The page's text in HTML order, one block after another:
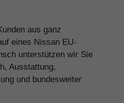
aus ganz
eines Nissan EU-
unterstützen wir Sie
Ausstattung,
und bundesweiter